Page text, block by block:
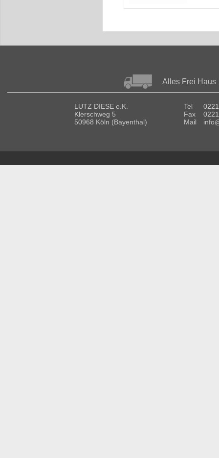
Alles Frei Haus
LUTZ DIESE e.K.
Klerschweg 5
50968 Köln (Bayenthal)
Tel
Fax
Mail